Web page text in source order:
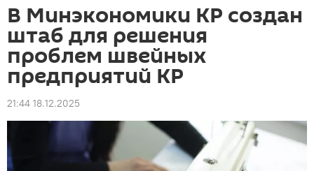
В Минэкономики КР создан
штаб для решения
проблем швейных
предприятий КР
21:44 18.12.2025